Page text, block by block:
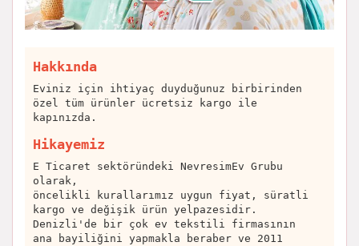
Hakkında
Eviniz için ihtiyaç duyduğunuz birbirinden
özel tüm ürünler ücretsiz kargo ile
kapınızda.
Hikayemiz
E Ticaret sektöründeki NevresimEv Grubu
olarak,
öncelikli kurallarımız uygun fiyat, süratli
kargo ve değişik ürün yelpazesidir.
Denizli'de bir çok ev tekstili firmasının
ana bayiliğini yapmakla beraber ve 2011